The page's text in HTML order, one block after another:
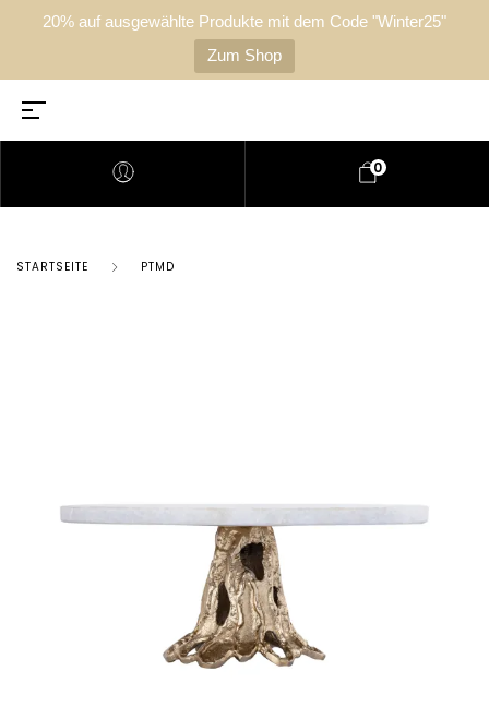
20% auf ausgewählte Produkte mit dem Code "Winter25"
Zum Shop
0
STARTSEITE PTMD